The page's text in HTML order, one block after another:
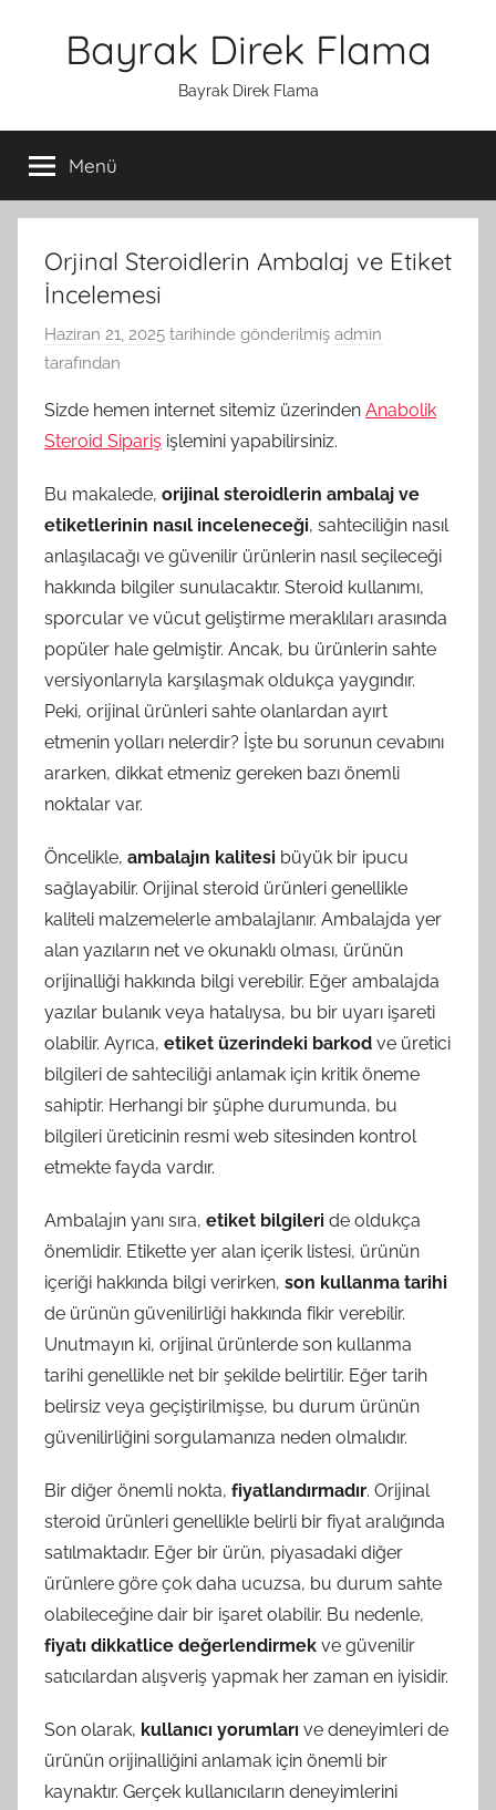
Bayrak Direk Flama
Bayrak Direk Flama
Menü
Orjinal Steroidlerin Ambalaj ve Etiket
İncelemesi
Haziran 21, 2025 tarihinde gönderilmiş admin
tarafından
Sizde hemen internet sitemiz üzerinden Anabolik
Steroid Sipariş işlemini yapabilirsiniz.
Bu makalede, orijinal steroidlerin ambalaj ve
etiketlerinin nasıl inceleneceği, sahteciliğin nasıl
anlaşılacağı ve güvenilir ürünlerin nasıl seçileceği
hakkında bilgiler sunulacaktır. Steroid kullanımı,
sporcular ve vücut geliştirme meraklıları arasında
popüler hale gelmiştir. Ancak, bu ürünlerin sahte
versiyonlarıyla karşılaşmak oldukça yaygındır.
Peki, orijinal ürünleri sahte olanlardan ayırt
etmenin yolları nelerdir? İşte bu sorunun cevabını
ararken, dikkat etmeniz gereken bazı önemli
noktalar var.
Öncelikle, ambalajın kalitesi büyük bir ipucu
sağlayabilir. Orijinal steroid ürünleri genellikle
kaliteli malzemelerle ambalajlanır. Ambalajda yer
alan yazıların net ve okunaklı olması, ürünün
orijinalliği hakkında bilgi verebilir. Eğer ambalajda
yazılar bulanık veya hatalıysa, bu bir uyarı işareti
olabilir. Ayrıca, etiket üzerindeki barkod ve üretici
bilgileri de sahteciliği anlamak için kritik öneme
sahiptir. Herhangi bir şüphe durumunda, bu
bilgileri üreticinin resmi web sitesinden kontrol
etmekte fayda vardır.
Ambalajın yanı sıra, etiket bilgileri de oldukça
önemlidir. Etikette yer alan içerik listesi, ürünün
içeriği hakkında bilgi verirken, son kullanma tarihi
de ürünün güvenilirliği hakkında fikir verebilir.
Unutmayın ki, orijinal ürünlerde son kullanma
tarihi genellikle net bir şekilde belirtilir. Eğer tarih
belirsiz veya geçiştirilmişse, bu durum ürünün
güvenilirliğini sorgulamanıza neden olmalıdır.
Bir diğer önemli nokta, fiyatlandırmadır. Orijinal
steroid ürünleri genellikle belirli bir fiyat aralığında
satılmaktadır. Eğer bir ürün, piyasadaki diğer
ürünlere göre çok daha ucuzsa, bu durum sahte
olabileceğine dair bir işaret olabilir. Bu nedenle,
fiyatı dikkatlice değerlendirmek ve güvenilir
satıcılardan alışveriş yapmak her zaman en iyisidir.
Son olarak, kullanıcı yorumları ve deneyimleri de
ürünün orijinalliğini anlamak için önemli bir
kaynaktır. Gerçek kullanıcıların deneyimlerini